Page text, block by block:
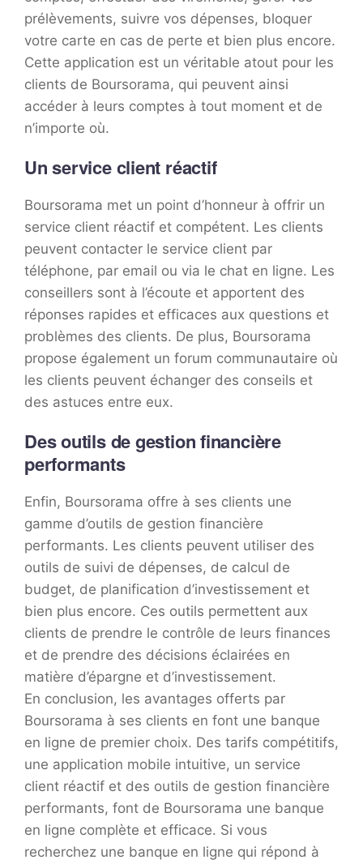
prélèvements, suivre vos dépenses, bloquer
votre carte en cas de perte et bien plus encore.
Cette application est un véritable atout pour les
clients de Boursorama, qui peuvent ainsi
accéder à leurs comptes à tout moment et de
n’importe où.
Un service client réactif
Boursorama met un point d’honneur à offrir un
service client réactif et compétent. Les clients
peuvent contacter le service client par
téléphone, par email ou via le chat en ligne. Les
conseillers sont à l’écoute et apportent des
réponses rapides et efficaces aux questions et
problèmes des clients. De plus, Boursorama
propose également un forum communautaire où
les clients peuvent échanger des conseils et
des astuces entre eux.
Des outils de gestion financière
performants
Enfin, Boursorama offre à ses clients une
gamme d’outils de gestion financière
performants. Les clients peuvent utiliser des
outils de suivi de dépenses, de calcul de
budget, de planification d’investissement et
bien plus encore. Ces outils permettent aux
clients de prendre le contrôle de leurs finances
et de prendre des décisions éclairées en
matière d’épargne et d’investissement.
En conclusion, les avantages offerts par
Boursorama à ses clients en font une banque
en ligne de premier choix. Des tarifs compétitifs,
une application mobile intuitive, un service
client réactif et des outils de gestion financière
performants, font de Boursorama une banque
en ligne complète et efficace. Si vous
recherchez une banque en ligne qui répond à